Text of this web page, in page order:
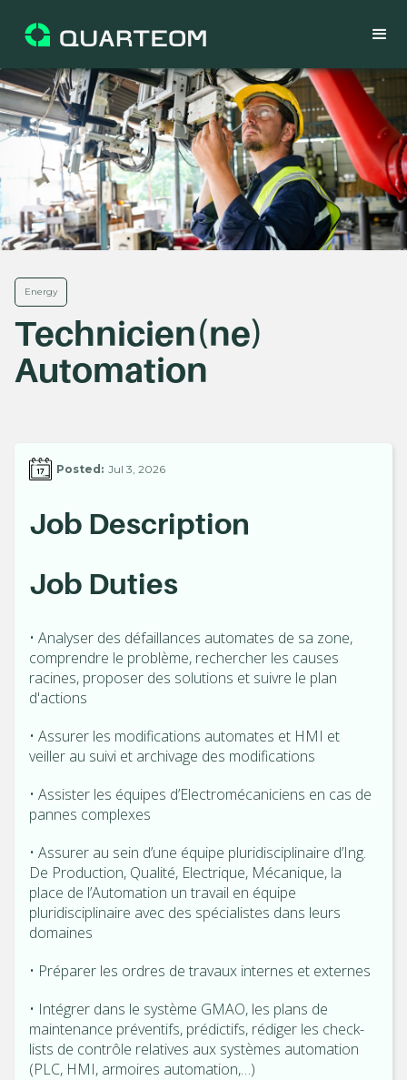
Energy
Technicien(ne)
Automation
Posted: Jul 3, 2026
Job Description
Job Duties
• Analyser des défaillances automates de sa zone,
comprendre le problème, rechercher les causes
racines, proposer des solutions et suivre le plan
d'actions
• Assurer les modifications automates et HMI et
veiller au suivi et archivage des modifications
• Assister les équipes d’Electromécaniciens en cas de
pannes complexes
• Assurer au sein d’une équipe pluridisciplinaire d’Ing.
De Production, Qualité, Electrique, Mécanique, la
place de l’Automation un travail en équipe
pluridisciplinaire avec des spécialistes dans leurs
domaines
• Préparer les ordres de travaux internes et externes
• Intégrer dans le système GMAO, les plans de
maintenance préventifs, prédictifs, rédiger les check-
lists de contrôle relatives aux systèmes automation
(PLC, HMI, armoires automation,…)